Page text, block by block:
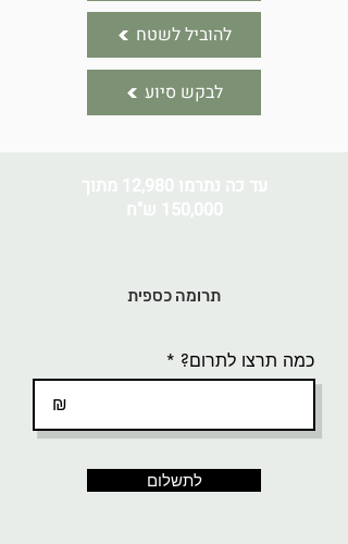
להוביל לשטח
לבקש סיוע
תרומה כספית
כמה תרצו לתרום?
₪
לתשלום